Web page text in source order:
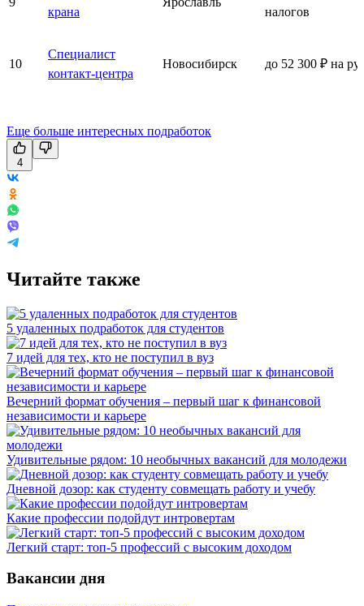
крана налогов
10
Специалист
контакт-центра
Новосибирск до 52 300 ₽ на
Еще больше интересных подработок
4
Читайте также
5 удаленных подработок для студентов
7 идей для тех, кто не поступил в вуз
Вечерний формат обучения – первый шаг к финансовой
независимости и карьере
Удивительные рядом: 10 необычных вакансий для молодежи
Дневной дозор: как студенту совмещать работу и учебу
Какие профессии подойдут интровертам
Легкий старт: топ-5 профессий с высоким доходом
Вакансии дня